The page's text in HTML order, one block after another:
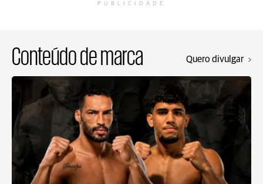
PUBLICIDADE
Conteúdo de marca Quero divulgar